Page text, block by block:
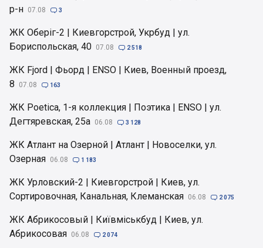
р-н 07.08  3
ЖК Оберіг-2 | Киевгорстрой, Укрбуд | ул.
Бориспольская, 40 07.08  2 518
ЖК Fjord | Фьорд | ENSO | Киев, Военный проезд,
8
07.08  163
ЖК Poetica, 1-я коллекция | Поэтика | ENSO | ул.
Дегтяревская, 25а 06.08  3 128
ЖК Атлант на Озерной | Атлант | Новоселки, ул.
Озерная 06.08  1 183
ЖК Урловский-2 | Киевгорстрой | Киев, ул.
Сортировочная, Канальная, Клеманская 06.08  2 075
ЖК Абрикосовый | Київміськбуд | Киев, ул.
Абрикосовая 06.08  2 074